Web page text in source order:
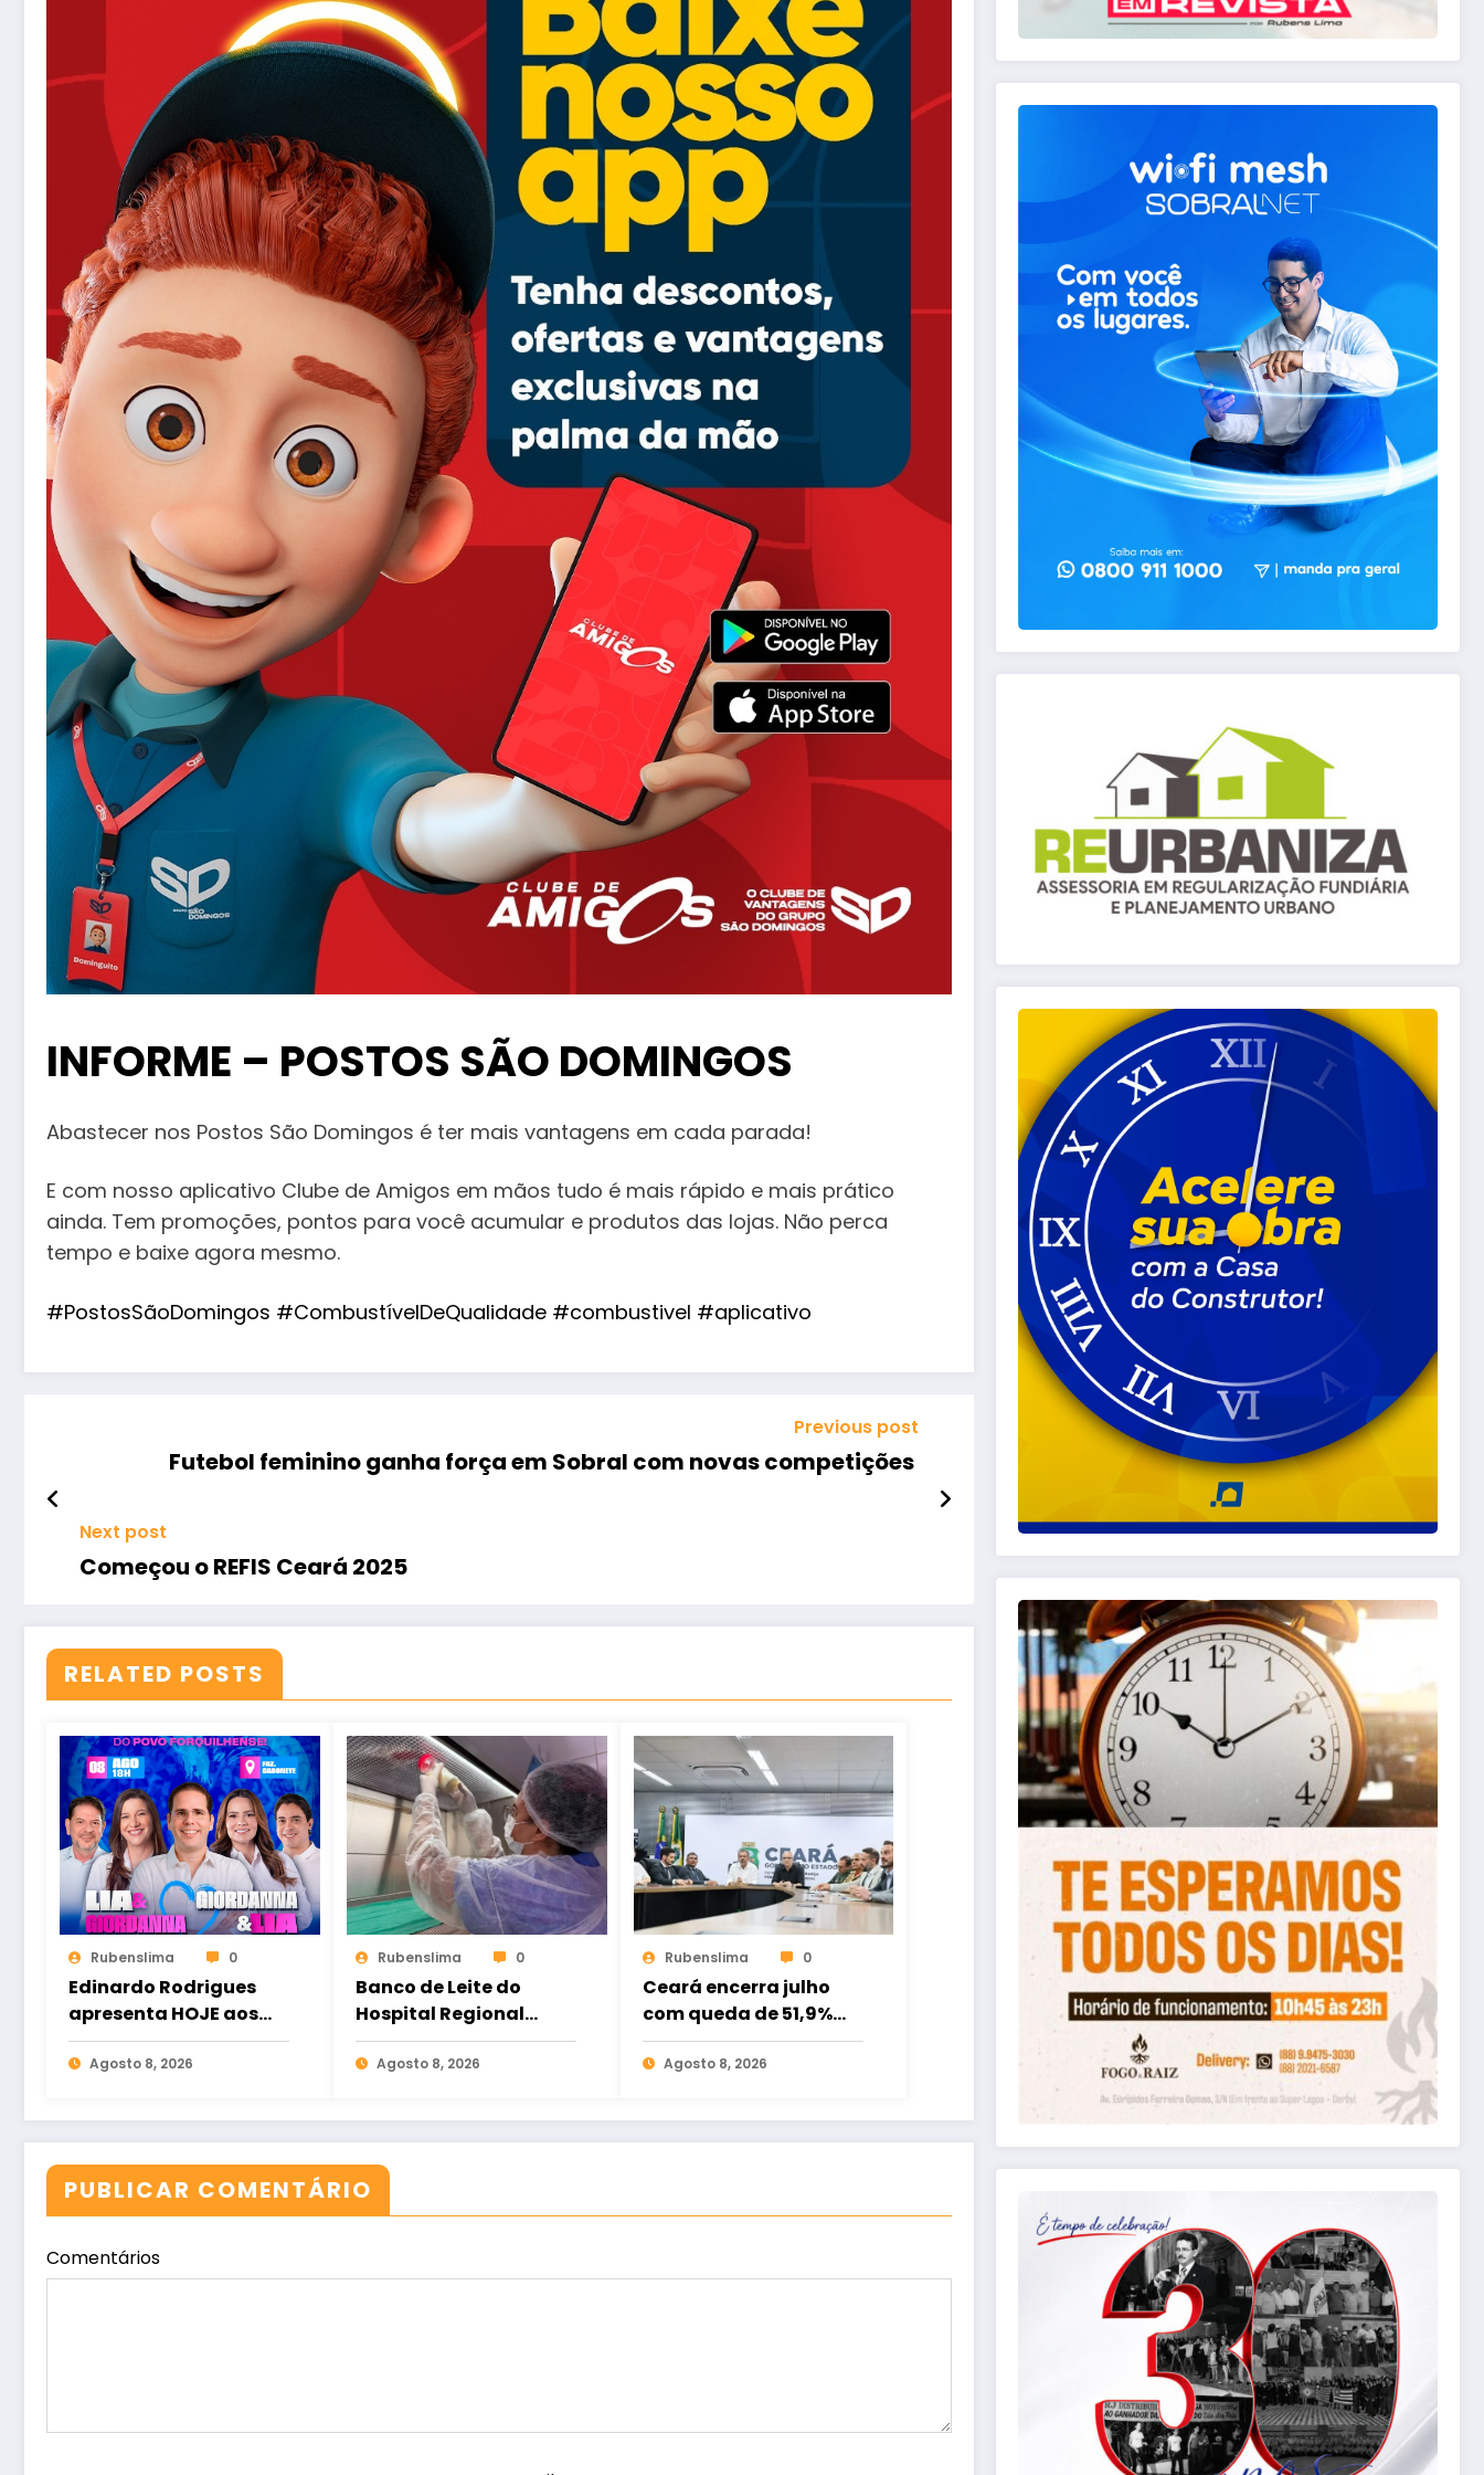
INFORME – POSTOS SÃO DOMINGOS
Abastecer nos Postos São Domingos é ter mais vantagens em cada parada!
E com nosso aplicativo Clube de Amigos em mãos tudo é mais rápido e mais prático
ainda. Tem promoções, pontos para você acumular e produtos das lojas. Não perca
tempo e baixe agora mesmo.
#PostosSãoDomingos #CombustívelDeQualidade #combustivel #aplicativo
Previous post
Futebol feminino ganha força em Sobral com novas competições
Next post
Começou o REFIS Ceará 2025
RELATED POSTS
Rubenslima 0
Edinardo Rodrigues
apresenta HOJE aos
forquilhenses quem
são os seus
Agosto 8, 2026
Rubenslima 0
Banco de Leite do
Hospital Regional
Norte reforça
importância da
bebês internados
Agosto 8, 2026
Rubenslima 0
Ceará encerra julho
com queda de 51,9%
nas mortes violentas;
Fortaleza registra
Agosto 8, 2026
PUBLICAR COMENTÁRIO
Comentários